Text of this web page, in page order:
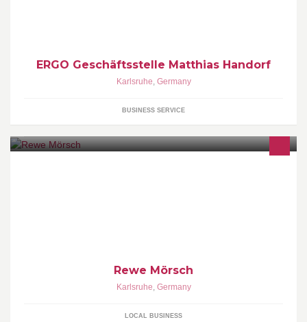
ERGO Geschäftsstelle Matthias Handorf
Karlsruhe, Germany
BUSINESS SERVICE
Rewe Mörsch
Karlsruhe, Germany
LOCAL BUSINESS